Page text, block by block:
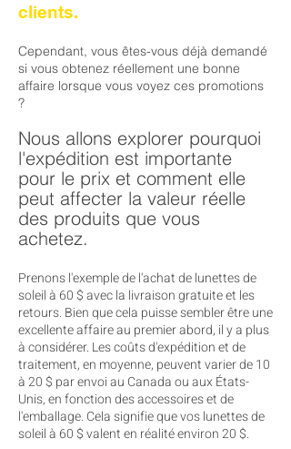
clients.
Cependant, vous êtes-vous déjà demandé
si vous obtenez réellement une bonne
affaire lorsque vous voyez ces promotions
?
Nous allons explorer pourquoi
l'expédition est importante
pour le prix et comment elle
peut affecter la valeur réelle
des produits que vous
achetez.
Prenons l'exemple de l'achat de lunettes de
soleil à 60 $ avec la livraison gratuite et les
retours. Bien que cela puisse sembler être une
excellente affaire au premier abord, il y a plus
à considérer. Les coûts d'expédition et de
traitement, en moyenne, peuvent varier de 10
à 20 $ par envoi au Canada ou aux États-
Unis, en fonction des accessoires et de
l'emballage. Cela signifie que vos lunettes de
soleil à 60 $ valent en réalité environ 20 $.